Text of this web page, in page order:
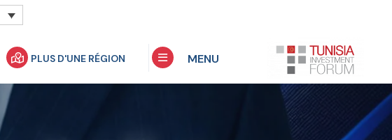
PLUS D'UNE RÉGION MENU